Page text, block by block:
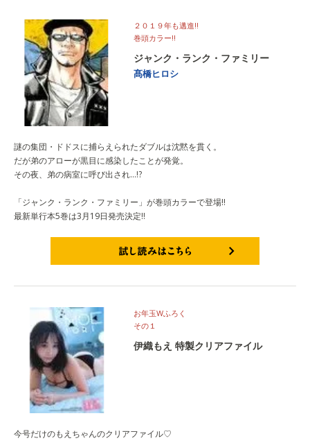
２０１９年も邁進!!
巻頭カラー!!
ジャンク・ランク・ファミリー
髙橋ヒロシ
謎の集団・ドドスに捕らえられたダブルは沈黙を貫く。
だが弟のアローが黒目に感染したことが発覚。
その夜、弟の病室に呼び出され…!?
「ジャンク・ランク・ファミリー」が巻頭カラーで登場!!
最新単行本5巻は3月19日発売決定!!
お年玉Wふろく
その１
伊織もえ 特製クリアファイル
今号だけのもえちゃんのクリアファイル♡